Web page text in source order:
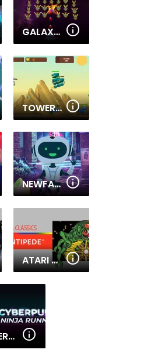
GALAXY ATTACK: ALIEN SHOOTER
TOWER DEFENSE ALIEN WAR
NEWFANGLED ROBOT ESCAPE
ATARI CENTIPEDE
CYBERPUNK NINJA RUNNER